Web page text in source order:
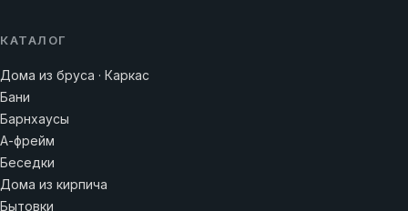
КАТАЛОГ
Дома из бруса · Каркас
Бани
Барнхаусы
А-фрейм
Беседки
Дома из кирпича
Бытовки